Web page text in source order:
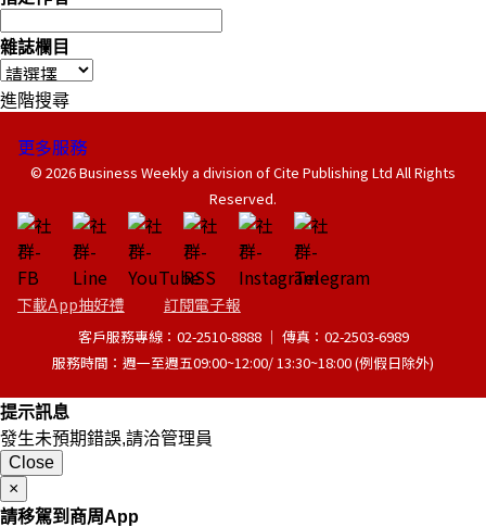
雜誌欄目
進階搜尋
更多服務
© 2026 Business Weekly a division of Cite Publishing Ltd All Rights
Reserved.
下載App抽好禮 訂閱電子報
客戶服務專線：02-2510-8888 │ 傳真：02-2503-6989
服務時間：週一至週五09:00~12:00/ 13:30~18:00 (例假日除外)
提示訊息
發生未預期錯誤,請洽管理員
Close
×
請移駕到商周App